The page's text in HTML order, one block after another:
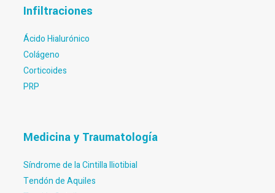
Infiltraciones
Ácido Hialurónico
Colágeno
Corticoides
PRP
Medicina y Traumatología
Síndrome de la Cintilla Iliotibial
Tendón de Aquiles